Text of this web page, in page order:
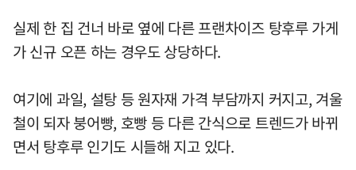
실제 한 집 건너 바로 옆에 다른 프랜차이즈 탕후루 가게
가 신규 오픈 하는 경우도 상당하다.
여기에 과일, 설탕 등 원자재 가격 부담까지 커지고, 겨울
철이 되자 붕어빵, 호빵 등 다른 간식으로 트렌드가 바뀌
면서 탕후루 인기도 시들해 지고 있다.